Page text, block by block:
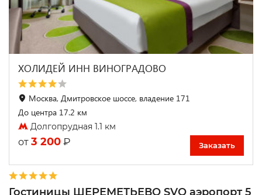
ХОЛИДЕЙ ИНН ВИНОГРАДОВО
Москва, Дмитровское шоссе, владение 171
До центра 17.2 км
Долгопрудная 1.1 км
от 3 200 ₽ Заказать
Гостиницы ШЕРЕМЕТЬЕВО SVO аэропорт 5